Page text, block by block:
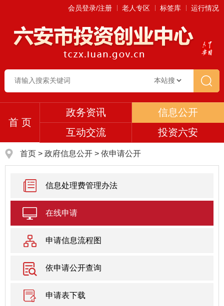
会员登录/注册 老人专区 标签库 运行情况
首 页
政务资讯
信息公开
互动交流
投资六安
首页 > 政府信息公开 > 依申请公开
信息处理费管理办法
在线申请
申请信息流程图
依申请公开查询
申请表下载